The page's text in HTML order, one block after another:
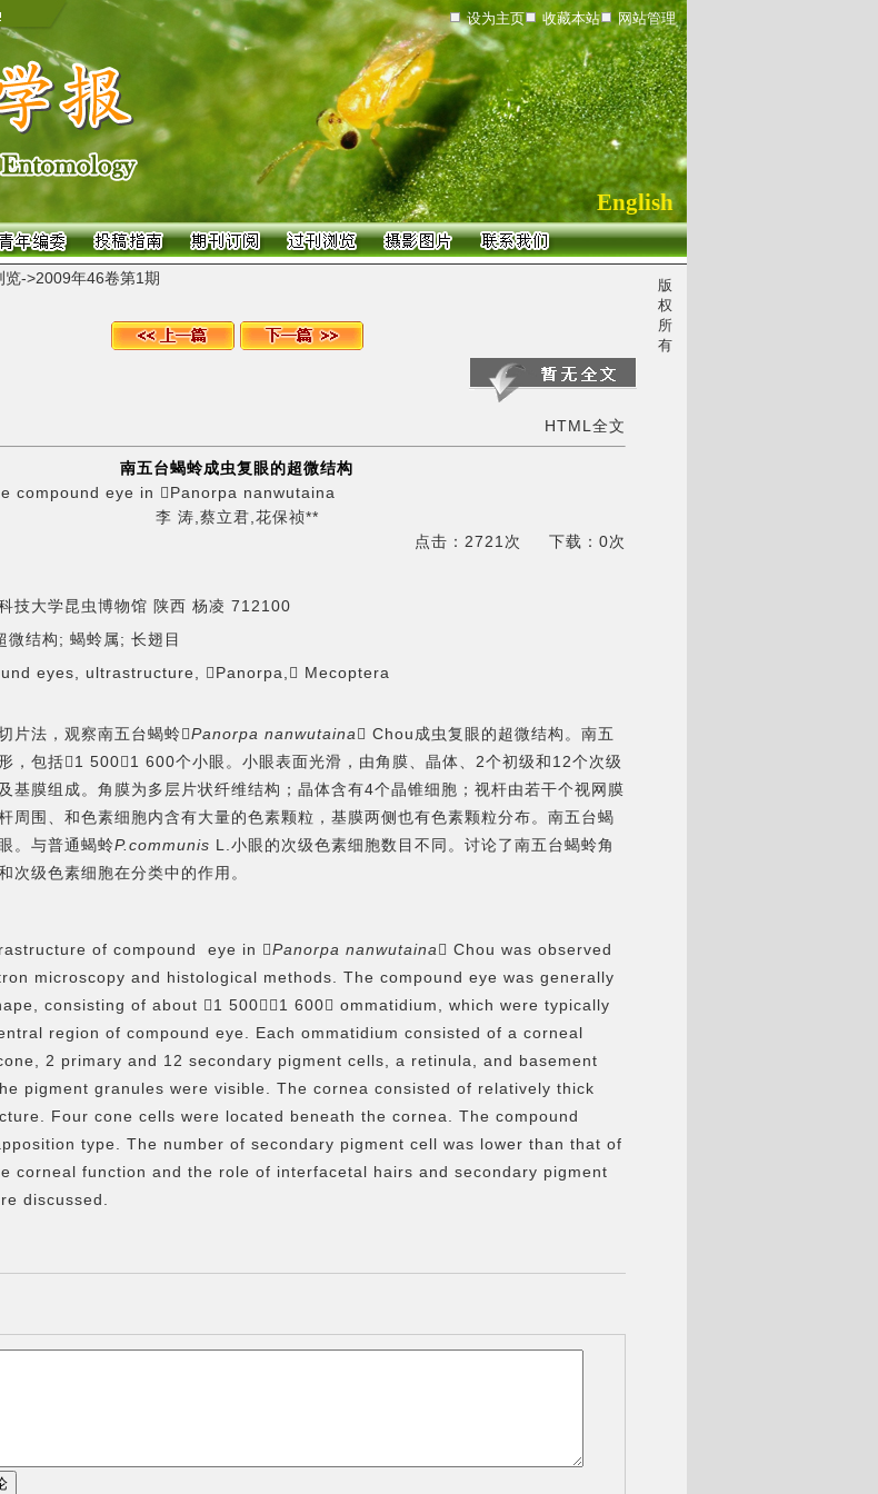
设为主页 收藏本站 网站管理
English
览->2009年46卷第1期
HTML全文
南五台蝎蛉成虫复眼的超微结构
compound eye in Panorpa nanwutaina
李 涛,蔡立君,花保祯**
点击：2721次
下载：0次
技大学昆虫博物馆 陕西 杨凌 712100
微结构; 蝎蛉属; 长翅目
eyes, ultrastructure, Panorpa, Mecoptera
片法，观察南五台蝎蛉Panorpa nanwutaina Chou成虫复眼的超微结构。南五
，包括1 500～1 600个小眼。小眼表面光滑，由角膜、晶体、2个初级和12个次级
基膜组成。角膜为多层片状纤维结构；晶体含有4个晶锥细胞；视杆由若干个视网膜
周围、和色素细胞内含有大量的色素颗粒，基膜两侧也有色素颗粒分布。南五台蝎
。与普通蝎蛉P.communis L.小眼的次级色素细胞数目不同。讨论了南五台蝎蛉角
次级色素细胞在分类中的作用。
of compound eye in Panorpa nanwutaina Chou was observed
microscopy and histological methods. The compound eye was generally
consisting of about 1 500～1 600 ommatidium, which were typically
region of compound eye. Each ommatidium consisted of a corneal
2 primary and 12 secondary pigment cells, a retinula, and basement
pigment granules were visible. The cornea consisted of relatively thick
Four cone cells were located beneath the cornea. The compound
type. The number of secondary pigment cell was lower than that of
corneal function and the role of interfacetal hairs and secondary pigment
discussed.
版
权
所
有